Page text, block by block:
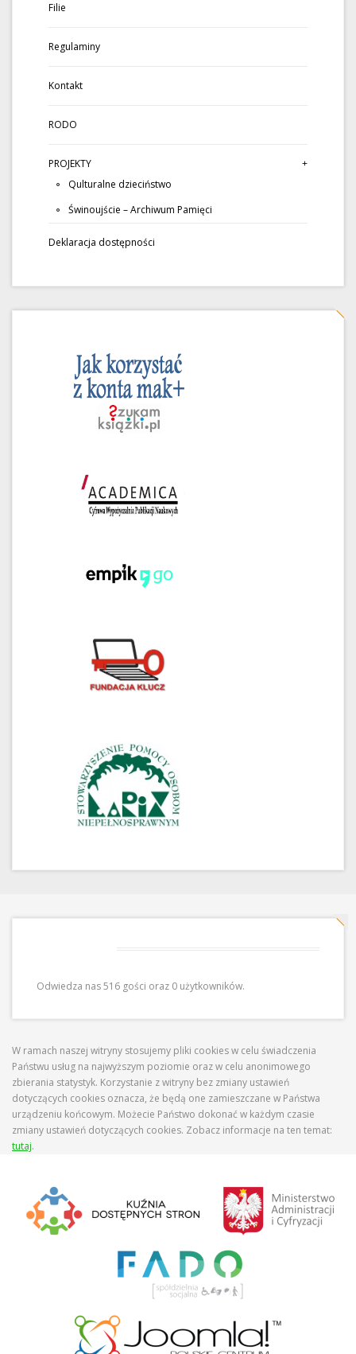
Filie
Regulaminy
Kontakt
RODO
PROJEKTY
Qulturalne dzieciństwo
Świnoujście – Archiwum Pamięci
Deklaracja dostępności
Odwiedza nas 516 gości oraz 0 użytkowników.
W ramach naszej witryny stosujemy pliki cookies w celu świadczenia
Państwu usług na najwyższym poziomie oraz w celu anonimowego
zbierania statystyk. Korzystanie z witryny bez zmiany ustawień
dotyczących cookies oznacza, że będą one zamieszczane w Państwa
urządzeniu końcowym. Możecie Państwo dokonać w każdym czasie
zmiany ustawień dotyczących cookies. Zobacz informacje na ten temat:
tutaj.